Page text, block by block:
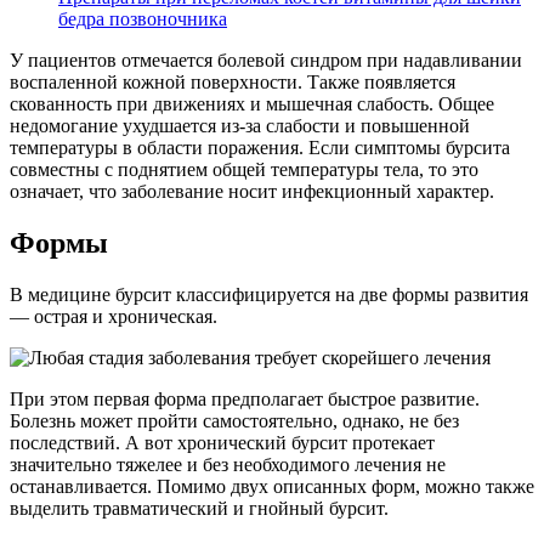
бедра позвоночника
У пациентов отмечается болевой синдром при надавливании
воспаленной кожной поверхности. Также появляется
скованность при движениях и мышечная слабость. Общее
недомогание ухудшается из-за слабости и повышенной
температуры в области поражения. Если симптомы бурсита
совместны с поднятием общей температуры тела, то это
означает, что заболевание носит инфекционный характер.
Формы
В медицине бурсит классифицируется на две формы развития
— острая и хроническая.
При этом первая форма предполагает быстрое развитие.
Болезнь может пройти самостоятельно, однако, не без
последствий. А вот хронический бурсит протекает
значительно тяжелее и без необходимого лечения не
останавливается. Помимо двух описанных форм, можно также
выделить травматический и гнойный бурсит.